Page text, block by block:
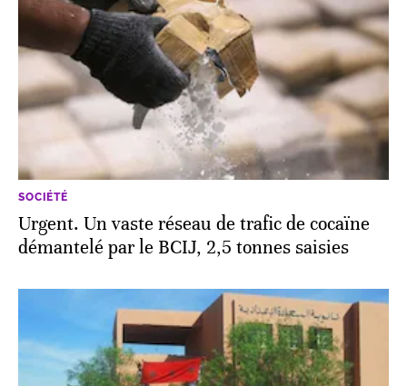
SOCIÉTÉ
Urgent. Un vaste réseau de trafic de cocaïne
démantelé par le BCIJ, 2,5 tonnes saisies